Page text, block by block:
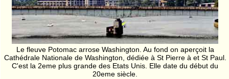
Le fleuve Potomac arrose Washington. Au fond on aperçoit la
Cathédrale Nationale de Washington, dédiée à St Pierre à et St Paul.
C'est la 2eme plus grande des Etats Unis. Elle date du début du
20eme siècle.